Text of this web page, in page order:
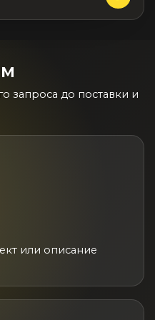
по вашему
запроса до поставки и
или описание